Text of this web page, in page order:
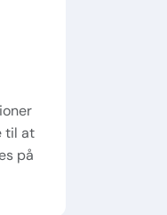
til at
på